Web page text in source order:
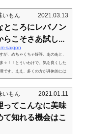
いもん 2021.03.13
ところにレバノン
らこそさあ試し...
saigon
が、めちゃくちゃ好評。あのあと、
々！！とういわけで、気を良くした
です。ええ、多くの方が具体的には
東料理ってどんな感じよ？先日ご紹
お店の雰囲気もとっても良い上、や
っしゃるようで、ご感想をくださっ
っと謎めいた感じの...
いもん 2021.01.11
ってこんなに美味
て知れる機会はこ